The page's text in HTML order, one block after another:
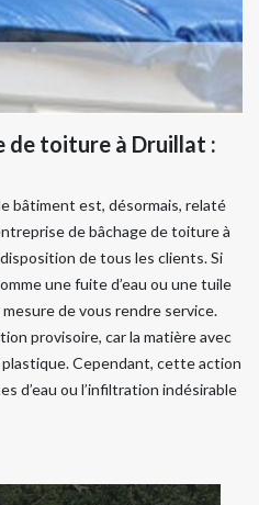
de toiture à Druillat :
bâtiment est, désormais, relaté
de bâchage de toiture à
de tous les clients. Si
une fuite d’eau ou une tuile
de vous rendre service.
provisoire, car la matière avec
Cependant, cette action
d’eau ou l’infiltration indésirable